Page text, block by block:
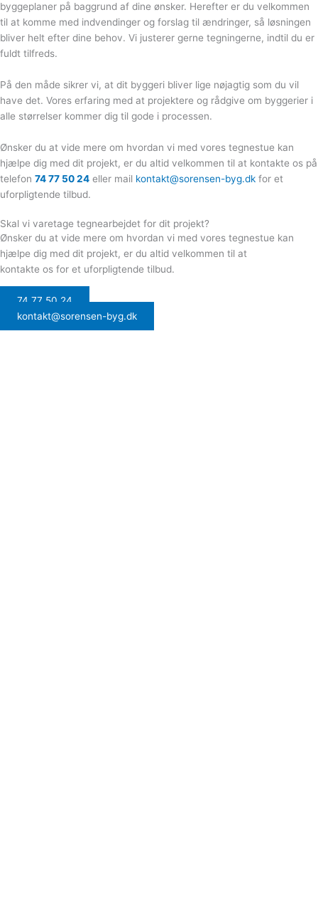
byggeplaner på baggrund af dine ønsker. Herefter er du velkommen
til at komme med indvendinger og forslag til ændringer, så løsningen
bliver helt efter dine behov. Vi justerer gerne tegningerne, indtil du er
fuldt tilfreds.
På den måde sikrer vi, at dit byggeri bliver lige nøjagtig som du vil
have det. Vores erfaring med at projektere og rådgive om byggerier i
alle størrelser kommer dig til gode i processen.
Ønsker du at vide mere om hvordan vi med vores tegnestue kan
hjælpe dig med dit projekt, er du altid velkommen til at kontakte os på
telefon 74 77 50 24 eller mail kontakt@sorensen-byg.dk for et
uforpligtende tilbud.
Skal vi varetage tegnearbejdet for dit projekt?
Ønsker du at vide mere om hvordan vi med vores tegnestue kan
hjælpe dig med dit projekt, er du altid velkommen til at
kontakte os for et uforpligtende tilbud.
74 77 50 24
kontakt@sorensen-byg.dk